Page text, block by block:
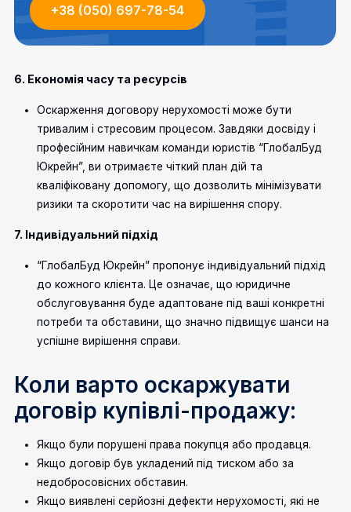
+38 (050) 697-78-54
6. Економія часу та ресурсів
Оскарження договору нерухомості може бути
тривалим і стресовим процесом. Завдяки досвіду і
професійним навичкам команди юристів “ГлобалБуд
Юкрейн”, ви отримаєте чіткий план дій та
кваліфіковану допомогу, що дозволить мінімізувати
ризики та скоротити час на вирішення спору.
7. Індивідуальний підхід
“ГлобалБуд Юкрейн” пропонує індивідуальний підхід
до кожного клієнта. Це означає, що юридичне
обслуговування буде адаптоване під ваші конкретні
потреби та обставини, що значно підвищує шанси на
успішне вирішення справи.
Коли варто оскаржувати
договір купівлі-продажу:
Якщо були порушені права покупця або продавця.
Якщо договір був укладений під тиском або за
недобросовісних обставин.
Якщо виявлені серйозні дефекти нерухомості, які не